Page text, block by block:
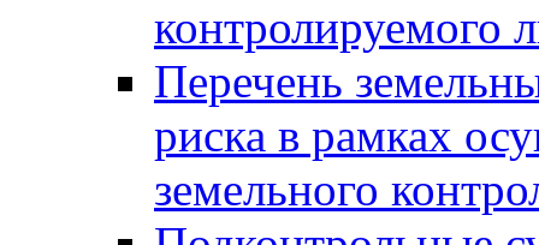
контролируемого
Перечень
риска в рамках
земельного